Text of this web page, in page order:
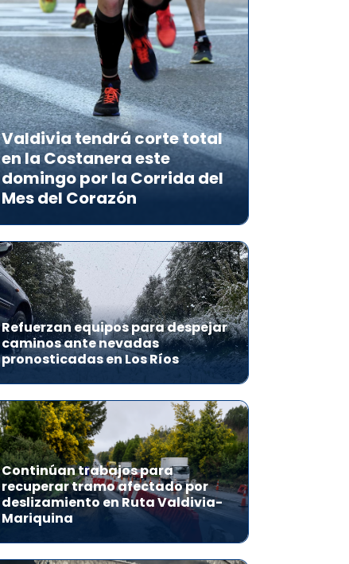
Valdivia tendrá corte total
en la Costanera este
domingo por la Corrida del
Mes del Corazón
Refuerzan equipos para despejar
caminos ante nevadas
pronosticadas en Los Ríos
Continúan trabajos para
recuperar tramo afectado por
deslizamiento en Ruta Valdivia-
Mariquina